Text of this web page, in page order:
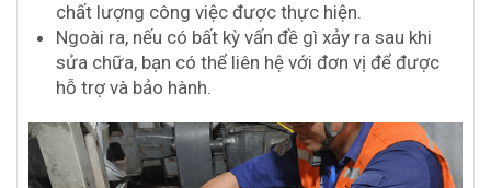
chất lượng công việc được thực hiện.
Ngoài ra, nếu có bất kỳ vấn đề gì xảy ra sau khi
sửa chữa, bạn có thể liên hệ với đơn vị để được
hỗ trợ và bảo hành.